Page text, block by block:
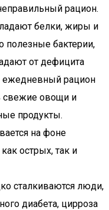
рацион.
белки, жиры и
полезные бактерии,
от дефицита
ежедневный рацион
свежие овощи и
продукты.
на фоне
острых, так и
сталкиваются люди,
диабета, цирроза